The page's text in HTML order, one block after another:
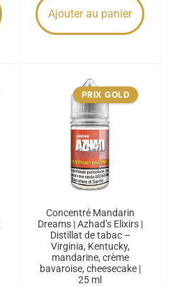
Ajouter au panier
PRIX GOLD
Concentré Mandarin
Dreams | Azhad’s Elixirs |
Distillat de tabac –
Virginia, Kentucky,
mandarine, crème
bavaroise, cheesecake |
25 ml